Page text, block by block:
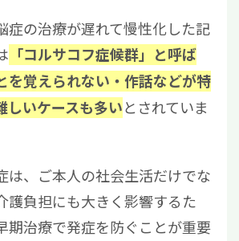
症の治療が遅れて慢性化した記
「コルサコフ症候群」と呼ば
を覚えられない・作話などが特
しいケースも多いとされていま
は、ご本人の社会生活だけでな
護負担にも大きく影響するた
期治療で発症を防ぐことが重要